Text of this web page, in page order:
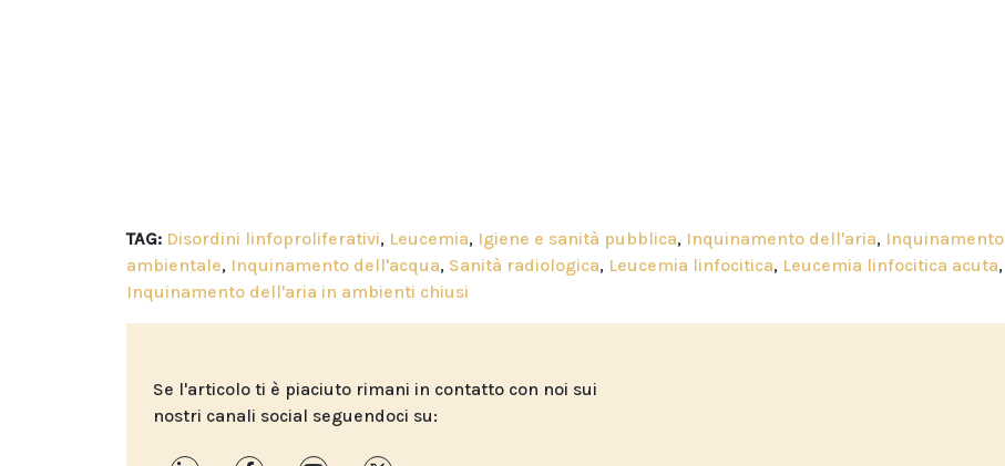
TAG: Disordini linfoproliferativi, Leucemia, Igiene e sanità pubblica, Inquinamento dell'aria, Inquinamento
ambientale, Inquinamento dell'acqua, Sanità radiologica, Leucemia linfocitica, Leucemia linfocitica acuta,
Inquinamento dell'aria in ambienti chiusi
Se l'articolo ti è piaciuto rimani in contatto con noi sui
nostri canali social seguendoci su: